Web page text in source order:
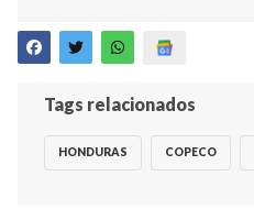
Tags relacionados
HONDURAS COPECO